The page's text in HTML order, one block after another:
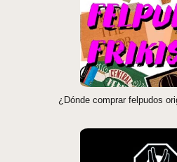
¿Dónde comprar felpudos